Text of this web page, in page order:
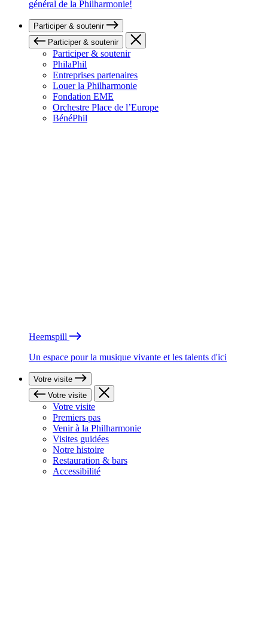
général de la Philharmonie!
Participer & soutenir
Participer & soutenir
Participer & soutenir
PhilaPhil
Entreprises partenaires
Louer la Philharmonie
Fondation EME
Orchestre Place de l’Europe
BénéPhil
Heemspill
Un espace pour la musique vivante et les talents d'ici
Votre visite
Votre visite
Votre visite
Premiers pas
Venir à la Philharmonie
Visites guidées
Notre histoire
Restauration & bars
Accessibilité